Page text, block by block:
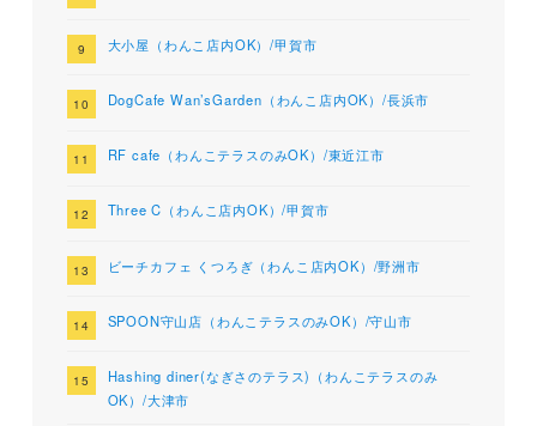
大小屋（わんこ店内OK）/甲賀市
DogCafe Wan’sGarden（わんこ店内OK）/長浜市
RF cafe（わんこテラスのみOK）/東近江市
Three C（わんこ店内OK）/甲賀市
ビーチカフェ くつろぎ（わんこ店内OK）/野洲市
SPOON守山店（わんこテラスのみOK）/守山市
Hashing diner(なぎさのテラス)（わんこテラスのみ
OK）/大津市